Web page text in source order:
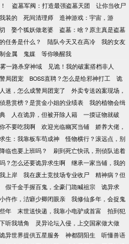
盗墓军阀：打造最强盗墓天团
让你当收尸
装的 死间清理师
造神游戏：宇宙，游
娶个狐妖做老婆
盗墓：啥？原主真是盗墓
任务是什么？ 陆队今天又在高冷
我的女友
金属 鬼媒 等你唤醒我
一路杀穿神域
见诡！我的破案搭档非人
局团宠 BOSS直聘？怎么是给邪神打工
诡
迷，怎么成警局团宠了
外卖专送凶案现场，
悬赏榜？是赏金小姐的业绩表
我的植物会缉
人在诡异，但被开除人籍
一摸证物就破
不要吃我啊 欢迎光临幽冥当铺
娇养大佬，
生：我靠板车苟成神
怪物横行？滚远点，别
临也要上班吗？
刷到死亡快讯，刑侦队追着
？怎么还要诡异求生啊
继承一家当铺，我的
上岸 我在废土竞技场专业收尸
精神病？但
假千金手握百鬼，全豪门跪喊祖宗
诡异求
仵作，洁癖少卿闭眼亲
我修仙多年，会捉鬼
年 末世送快递，我靠小电驴成首富
拍到犯
听我墙角
灵异论坛入侵，上交国家做大做
异世界提供五星服务 神都阴阳生
听懂兽语